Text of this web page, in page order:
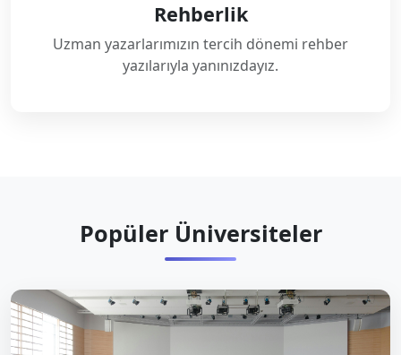
Rehberlik
Uzman yazarlarımızın tercih dönemi rehber
yazılarıyla yanınızdayız.
Popüler Üniversiteler